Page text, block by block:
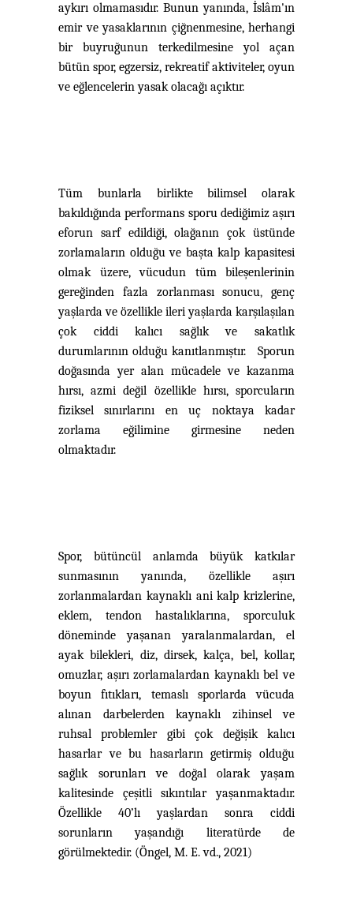
aykırı olmamasıdır. Bunun yanında, İslâm'ın
emir ve yasaklarının çiğnenmesine, herhangi
bir buyruğunun terkedilmesine yol açan
bütün spor, egzersiz, rekreatif aktiviteler, oyun
ve eğlencelerin yasak olacağı açıktır.
Tüm bunlarla birlikte bilimsel olarak
bakıldığında performans sporu dediğimiz aşırı
eforun sarf edildiği, olağanın çok üstünde
zorlamaların olduğu ve başta kalp kapasitesi
olmak üzere, vücudun tüm bileşenlerinin
gereğinden fazla zorlanması sonucu, genç
yaşlarda ve özellikle ileri yaşlarda karşılaşılan
çok ciddi kalıcı sağlık ve sakatlık
durumlarının olduğu kanıtlanmıştır. Sporun
doğasında yer alan mücadele ve kazanma
hırsı, azmi değil özellikle hırsı, sporcuların
fiziksel sınırlarını en uç noktaya kadar
zorlama eğilimine girmesine neden
olmaktadır.
Spor, bütüncül anlamda büyük katkılar
sunmasının yanında, özellikle aşırı
zorlanmalardan kaynaklı ani kalp krizlerine,
eklem, tendon hastalıklarına, sporculuk
döneminde yaşanan yaralanmalardan, el
ayak bilekleri, diz, dirsek, kalça, bel, kollar,
omuzlar, aşırı zorlamalardan kaynaklı bel ve
boyun fıtıkları, temaslı sporlarda vücuda
alınan darbelerden kaynaklı zihinsel ve
ruhsal problemler gibi çok değişik kalıcı
hasarlar ve bu hasarların getirmiş olduğu
sağlık sorunları ve doğal olarak yaşam
kalitesinde çeşitli sıkıntılar yaşanmaktadır.
Özellikle 40’lı yaşlardan sonra ciddi
sorunların yaşandığı literatürde de
görülmektedir. (Öngel, M. E. vd., 2021)